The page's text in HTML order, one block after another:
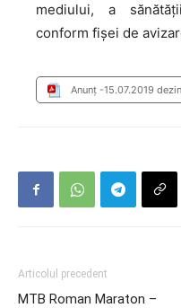
mediului, a
conform fişei de
Anunț -15.07.2019
Articolul precedent
MTB Roman Maraton –